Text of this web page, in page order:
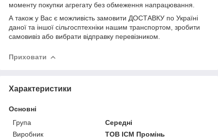
моменту покупки агрегату без обмеження напрацювання.
А також у Вас є можливість замовити ДОСТАВКУ по Україні
даної та іншої сільгосптехніки нашим транспортом, зробити
самовивіз або вибрати відправку перевізником.
Приховати
Характеристики
Основні
Група
Середні
Виробник
ТОВ ІСМ Промінь